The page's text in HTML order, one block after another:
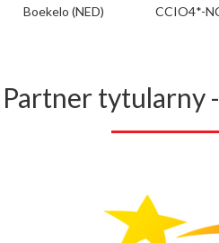
Boekelo (NED) CCIO4*-
Partner tytularny